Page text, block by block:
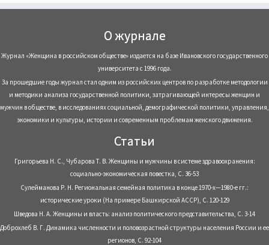
О журнале
Журнал «Женщина в российском обществе» издается на базе Ивановского государственного
университета с 1996 года.
За прошедшие годы журнал стал одним из российских центров по разработке методологии
и методики анализа государственной политики, затрагивающей интересы женщин и
мужчин в обществе, в исследованиях социальной, демографической политики, управления,
экономики и культуры, истории и современным проблемам женского движения.
Статьи
Григорьева Н. С., Чубарова Т. В. Женщины и мужчины в системе здравоохранения:
социально-экономическая повестка, С. 36-53
Сулейманова Р. Н. Региональная семейная политика в конце 1970-х—1980-е гг.:
исторические уроки (На примере Башкирской АССР), С. 120-129
Шведова Н. А. Женщины и власть: анализ политического представительства, С. 3-14
Доброхлеб В. Г. Динамика численности и половозрастной структуры населения России и ее
регионов, С. 92-104